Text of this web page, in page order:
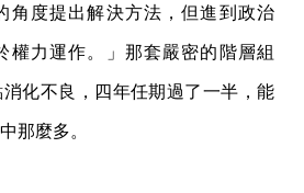
角度提出解決方法，但進到政治
權力運作。」那套嚴密的階層組
化不良，四年任期過了一半，能
那麼多。